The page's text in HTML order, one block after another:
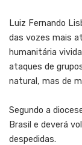
Luiz Fernando
das vozes mais
humanitária
ataques de
natural, mas de
Segundo a
Brasil e deverá
despedidas.